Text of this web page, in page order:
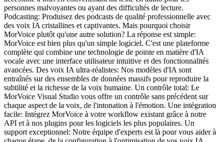
personnes malvoyantes ou ayant des difficultés de lecture.
Podcasting: Produisez des podcasts de qualité professionnelle avec
des voix IA cristallines et captivantes. Mais pourquoi choisir
MorVoice plutôt qu'une autre solution? La réponse est simple:
MorVoice est bien plus qu'un simple logiciel. C'est une plateforme
complète qui combine une technologie de pointe en matière d'IA
vocale avec une interface utilisateur intuitive et des fonctionnalités
avancées. Des voix IA ultra-réalistes: Nos modèles d'IA sont
entraînés sur des ensembles de données massifs pour reproduire la
subtilité et la richesse de la voix humaine. Un contrôle total: Le
MorVoice Visual Studio vous offre un contrôle sans précédent sur
chaque aspect de la voix, de l'intonation à l'émotion. Une intégration
facile: Intégrez MorVoice à votre workflow existant grâce à notre
API et à nos plugins pour les logiciels les plus populaires. Un
support exceptionnel: Notre équipe d'experts est là pour vous aider à